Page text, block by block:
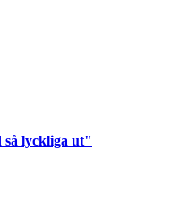
så lyckliga ut"